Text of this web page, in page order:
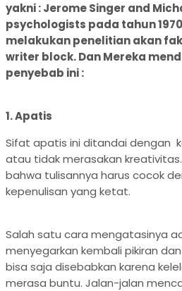
yakni : Jerome Singer and
psychologists pada tahun
melakukan penelitian akan
writer block. Dan Mereka
penyebab ini :
1. Apatis
Sifat apatis ini ditandai dengan
atau tidak merasakan
bahwa tulisannya harus cocok
kepenulisan yang ketat.
Salah satu cara mengatasinya
menyegarkan kembali pikiran
bisa saja disebabkan karena
merasa buntu. Jalan-jalan